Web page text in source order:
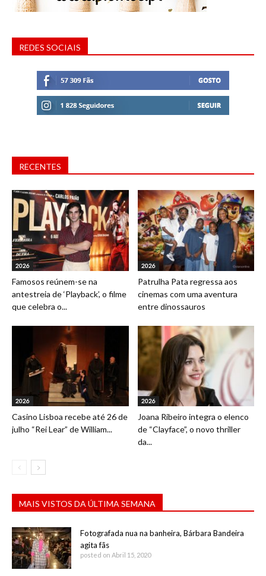
REDES SOCIAIS
RECENTES
2026
Famosos reúnem-se na
antestreia de ‘Playback’, o filme
que celebra o...
2026
Patrulha Pata regressa aos
cinemas com uma aventura
entre dinossauros
2026
Casino Lisboa recebe até 26 de
julho “Rei Lear” de William...
2026
Joana Ribeiro integra o elenco
de “Clayface”, o novo thriller
da...
MAIS VISTOS DA ÚLTIMA SEMANA
Fotografada nua na banheira, Bárbara Bandeira
agita fãs
posted on Abril 15, 2020